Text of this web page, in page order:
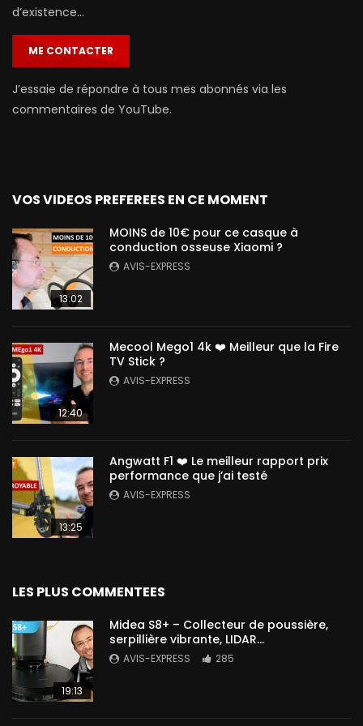
d’existence…
ME CONTACTER
J’essaie de répondre à tous mes abonnés via les
commentaires de YouTube.
VOS VIDEOS PREFEREES EN CE MOMENT
13:02
MOINS de 10€ pour ce casque à
conduction osseuse Xiaomi ?
AVIS-EXPRESS
12:40
Mecool Mego1 4k ❤️ Meilleur que la Fire
TV Stick ?
AVIS-EXPRESS
13:25
Angwatt F1 ❤️ Le meilleur rapport prix
performance que j’ai testé
AVIS-EXPRESS
LES PLUS COMMENTEES
19:13
Midea S8+ – Collecteur de poussière,
serpillière vibrante, LIDAR…
AVIS-EXPRESS 285